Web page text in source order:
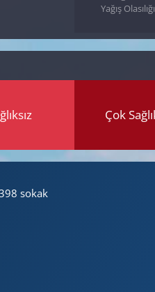
Yağış
Çok
sokak